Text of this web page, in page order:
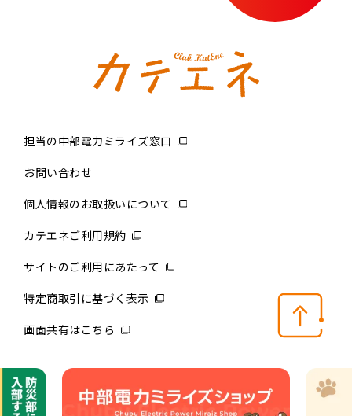
担当の中部電力ミライズ窓口
お問い合わせ
個人情報のお取扱いについて
カテエネご利用規約
サイトのご利用にあたって
特定商取引に基づく表示
画面共有はこちら